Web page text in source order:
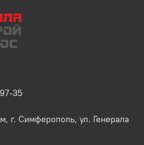
35
г. Симферополь, ул. Генерала